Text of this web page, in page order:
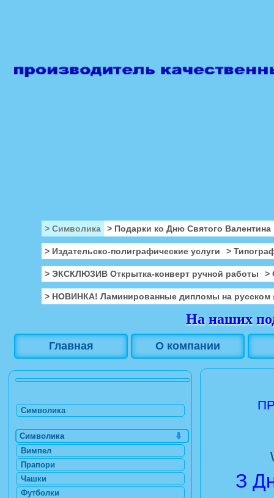
> Символика > Подарки ко Дню Святого Валентина
> Издательско-полиграфические услуги >
> ЭКСКЛЮЗИВ Открытка-конверт ручной работы >
> НОВИНКА! Ламинированные дипломы на русском
На наших
Главная О компании
З
Символика
Символика
Вимпел
Прапори
Чашки
Футболки